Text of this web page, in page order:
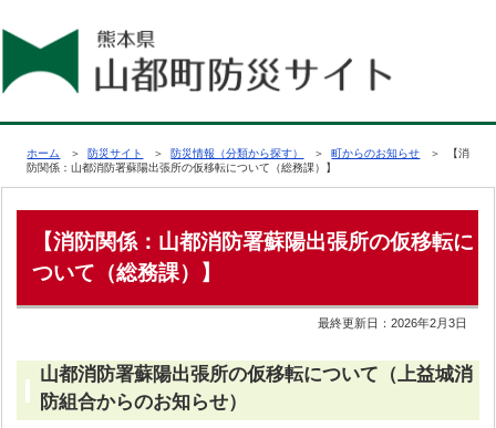
ホーム ＞防災サイト ＞防災情報（分類から探す） ＞町からのお知らせ ＞ 【消
防関係：山都消防署蘇陽出張所の仮移転について（総務課）】
【消防関係：山都消防署蘇陽出張所の仮移転に
ついて（総務課）】
最終更新日：2026年2月3日
山都消防署蘇陽出張所の仮移転について（上益城消
防組合からのお知らせ）